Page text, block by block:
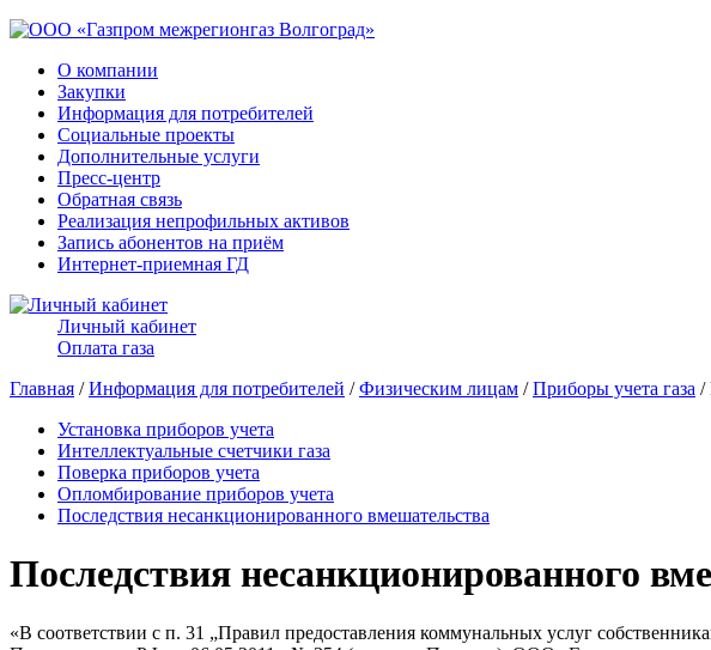
О компании
Закупки
Информация для потребителей
Социальные проекты
Дополнительные услуги
Пресс-центр
Обратная связь
Реализация непрофильных активов
Запись абонентов на приём
Интернет-приемная ГД
Личный кабинет
Оплата газа
Главная /Информация для потребителей /Физическим лицам /Приборы учета газа /
Установка приборов учета
Интеллектуальные счетчики газа
Поверка приборов учета
Опломбирование приборов учета
Последствия несанкционированного вмешательства
Последствия несанкционированного
«В соответствии с п. 31 „Правил предоставления коммунальных услуг